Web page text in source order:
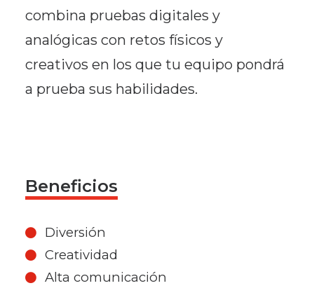
combina pruebas digitales y
analógicas con retos físicos y
creativos en los que tu equipo pondrá
a prueba sus habilidades.
Beneficios
Diversión
Creatividad
Alta comunicación